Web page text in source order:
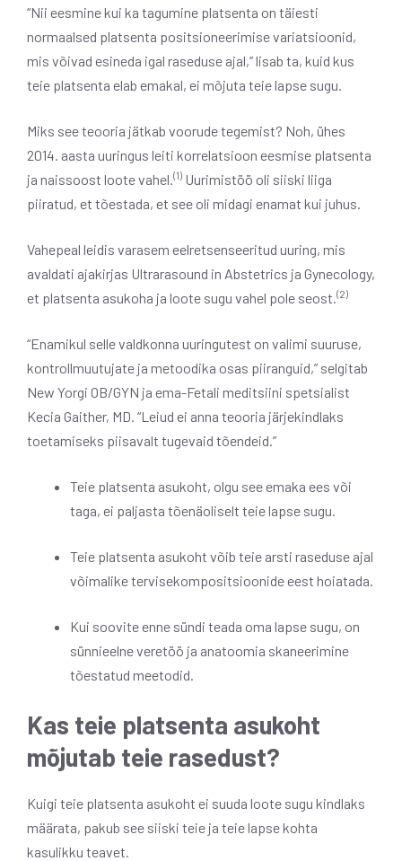
“Nii eesmine kui ka tagumine platsenta on täiesti
normaalsed platsenta positsioneerimise variatsioonid,
mis võivad esineda igal raseduse ajal,” lisab ta, kuid kus
teie platsenta elab emakal, ei mõjuta teie lapse sugu.
Miks see teooria jätkab voorude tegemist? Noh, ühes
2014. aasta uuringus leiti korrelatsioon eesmise platsenta
ja naissoost loote vahel. (1) Uurimistöö oli siiski liiga
piiratud, et tõestada, et see oli midagi enamat kui juhus.
Vahepeal leidis varasem eelretsenseeritud uuring, mis
avaldati ajakirjas Ultrarasound in Abstetrics ja Gynecology,
et platsenta asukoha ja loote sugu vahel pole seost. (2)
“Enamikul selle valdkonna uuringutest on valimi suuruse,
kontrollmuutujate ja metoodika osas piiranguid,” selgitab
New Yorgi OB/GYN ja ema-Fetali meditsiini spetsialist
Kecia Gaither, MD. “Leiud ei anna teooria järjekindlaks
toetamiseks piisavalt tugevaid tõendeid.”
Teie platsenta asukoht, olgu see emaka ees või
taga, ei paljasta tõenäoliselt teie lapse sugu.
Teie platsenta asukoht võib teie arsti raseduse ajal
võimalike tervisekompositsioonide eest hoiatada.
Kui soovite enne sündi teada oma lapse sugu, on
sünnieelne veretöö ja anatoomia skaneerimine
tõestatud meetodid.
Kas teie platsenta asukoht
mõjutab teie rasedust?
Kuigi teie platsenta asukoht ei suuda loote sugu kindlaks
määrata, pakub see siiski teie ja teie lapse kohta
kasulikku teavet.